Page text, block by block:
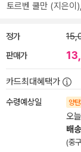
토르벤 쿨만 (지은이),
정가
판매가
카드최대혜택가
수령예상일 양
오
배송
(중